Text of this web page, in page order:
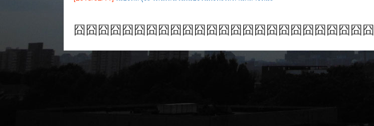
囧囧囧囧囧囧囧囧囧囧囧囧囧囧囧囧囧囧囧囧囧囧囧囧囧